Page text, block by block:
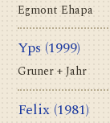
Egmont Ehapa
Yps (1999)
Gruner + Jahr
Felix (1981)